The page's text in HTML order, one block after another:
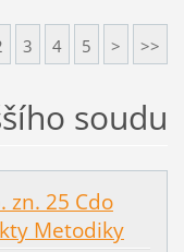
3 4 5 > >>
soudu
zn. 25 Cdo
Metodiky